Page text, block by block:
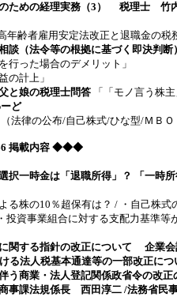
のための経理実務（3） 税理士 竹
年齢者雇用安定法改正と退職金の税
談（法令等の根拠に基づく即決判
行った場合のデメリット」
の計上」
と娘の税理士問答 「「モノ言う株
ど
（法律の公布/自己株式/ひな型/ＭＢ
掲載内容 ◆◆◆
択一時金は「退職所得」？ 「一時
る株の10％超保有は？ / ・自己株
投資事業組合に対する支配力基準等
に関する指針の改正について 企
ける法人税基本通達等の一部改正に
う商業・法人登記関係政省令の改正
課法規係長 西田淳二 /法務省民